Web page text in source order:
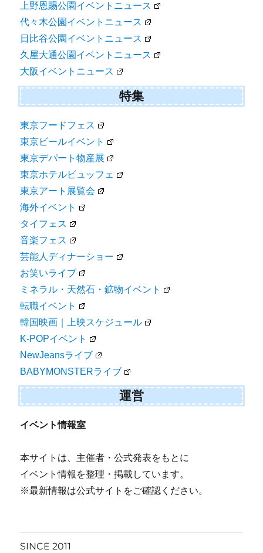
上野恩賜公園イベントニュース
代々木公園イベントニュース
日比谷公園イベントニュース
久屋大通公園イベントニュース
大阪イベントニュース
特集
東京フードフェス
東京ビールイベント
東京デパート物産展
東京ホテルビュッフェ
東京アート展覧会
海外イベント
タイフェス
音楽フェス
芸能人ディナーショー
お笑いライブ
ミネラル・天然石・鉱物イベント
転職イベント
韓国映画｜上映スケジュール
K-POPイベント
NewJeansライブ
BABYMONSTERライブ
運営
イベント情報室
本サイトは、主催者・公式発表をもとに
イベント情報を整理・掲載しています。
※最新情報は公式サイトをご確認ください。
SINCE 2011